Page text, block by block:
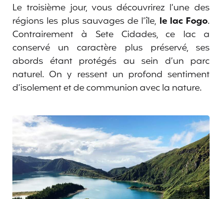
Le troisième jour, vous découvrirez l’une des
régions les plus sauvages de l’île, le lac Fogo.
Contrairement à Sete Cidades, ce lac a
conservé un caractère plus préservé, ses
abords étant protégés au sein d’un parc
naturel. On y ressent un profond sentiment
d’isolement et de communion avec la nature.